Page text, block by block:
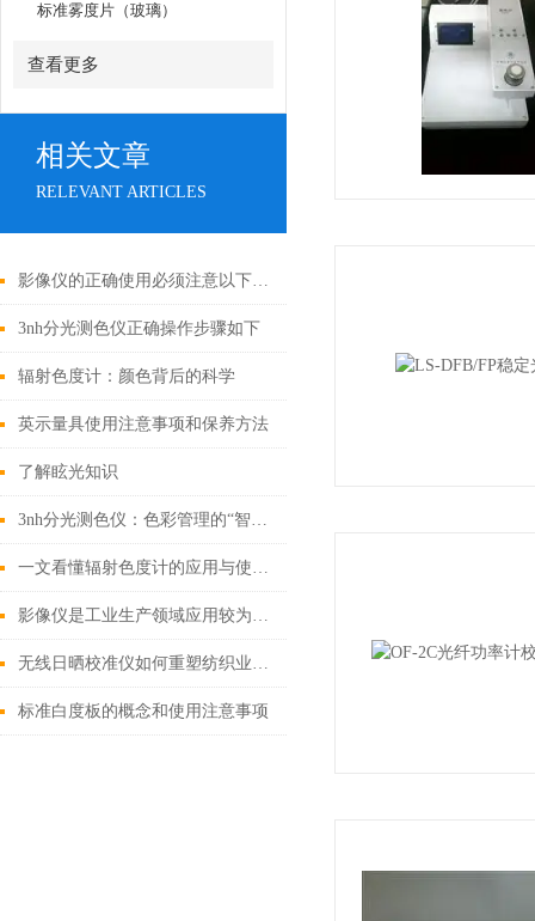
标准雾度片（玻璃）
查看更多
相关文章
RELEVANT ARTICLES
影像仪的正确使用必须注意以下几个要点
3nh分光测色仪正确操作步骤如下
辐射色度计：颜色背后的科学
英示量具使用注意事项和保养方法
了解眩光知识
3nh分光测色仪：色彩管理的“智能助手”
一文看懂辐射色度计的应用与使用维护
影像仪是工业生产领域应用较为广泛的一款仪器
无线日晒校准仪如何重塑纺织业的色彩秩序
标准白度板的概念和使用注意事项